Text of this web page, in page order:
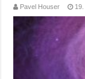
Pavel Houser